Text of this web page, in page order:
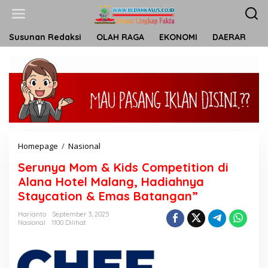
t
Susunan Redaksi OLAH RAGA EKONOMI DAERAR
Homepage / Nasional
r
u
n
y
a
&
K
Serunya Mom & Kids Competition di
Alana Hotel Malang, Hadiahnya
Staycation & Emas Batangan”
Harianto
September 3, 2025
Nasional
1100 Dilihat